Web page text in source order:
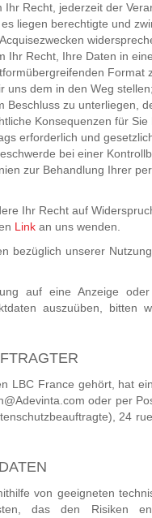
Ihr Recht, jederzeit der
liegen berechtigte und
Ihr Recht, Ihre Daten in
uns dem in den Weg stellen;
Beschluss zu unterliegen,
Konsequenzen für
erforderlich und
bei einer
zur Behandlung Ihrer
Ihr Recht auf
Link an uns wenden.
bezüglich unserer
auf eine Anzeige
auszuüben, bitten
LBC France gehört, hat
oder per
24
von geeigneten
das den Risiken